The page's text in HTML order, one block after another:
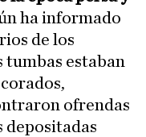
ha informado
de los
tumbas estaban
ofrendas
depositadas